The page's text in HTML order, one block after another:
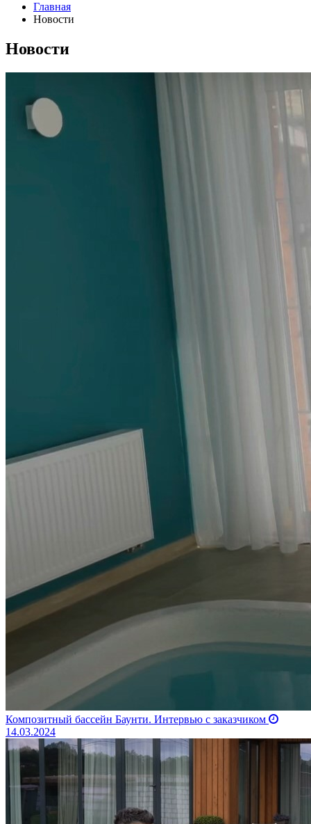
Главная
Новости
Новости
Композитный бассейн Баунти. Интервью с заказчиком
14.03.2024